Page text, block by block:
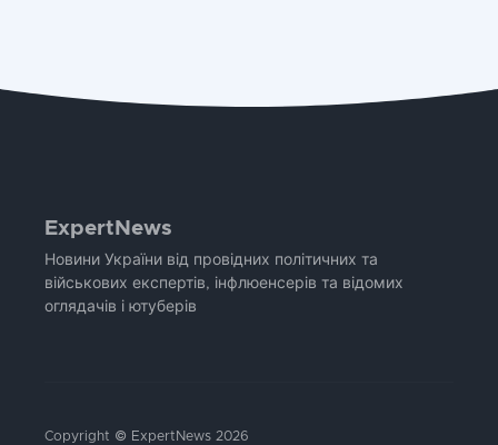
ExpertNews
Новини України від провідних політичних та
військових експертів, інфлюенсерів та відомих
оглядачів і ютуберів
Copyright © ExpertNews 2026